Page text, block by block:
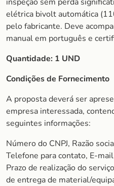
elétrica bivolt automática
pelo fabricante. Deve
manual em português e
Quantidade: 1 UND
Condições de Fornecimento
A proposta deverá ser
empresa interessada,
seguintes informações:
Número do CNPJ, Razão
Telefone para contato, E-
Prazo de realização do
de entrega de material/